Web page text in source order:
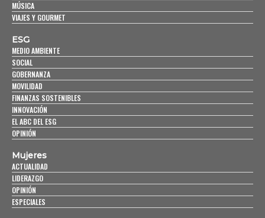
MÚSICA
VIAJES Y GOURMET
ESG
MEDIO AMBIENTE
SOCIAL
GOBERNANZA
MOVILIDAD
FINANZAS SOSTENIBLES
INNOVACIÓN
EL ABC DEL ESG
OPINIÓN
Mujeres
ACTUALIDAD
LIDERAZGO
OPINIÓN
ESPECIALES